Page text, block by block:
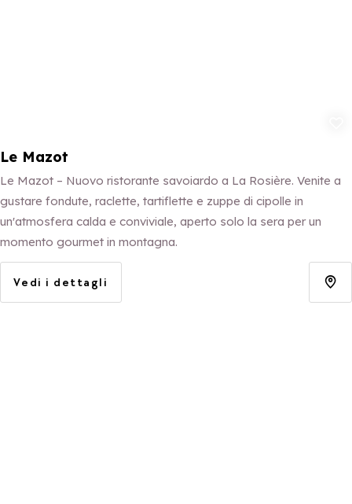
Le Mazot
Le Mazot – Nuovo ristorante savoiardo a La Rosière. Venite a
gustare fondute, raclette, tartiflette e zuppe di cipolle in
un'atmosfera calda e conviviale, aperto solo la sera per un
momento gourmet in montagna.
Vedi i dettagli